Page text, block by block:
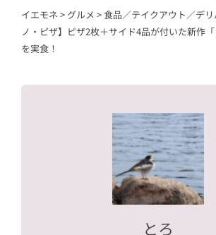
イエモネ > グルメ >食品／テイクアウト／デリ
ノ・ピザ】ピザ2枚＋サイド4品が付いた新作「
を実食！
とろ